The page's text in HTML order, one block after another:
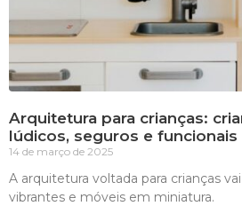
Arquitetura para crianças:
lúdicos, seguros e funcionais
14 de março de 2025
A arquitetura voltada para crianças
vibrantes e móveis em miniatura.